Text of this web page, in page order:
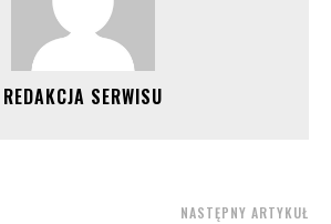
REDAKCJA SERWISU
NASTĘPNY ARTYKUŁ